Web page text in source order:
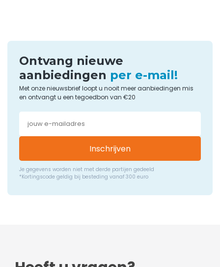
Ontvang nieuwe
aanbiedingen per e-mail!
Met onze nieuwsbrief loopt u nooit meer aanbiedingen mis
en ontvangt u een tegoedbon van €20
Inschrijven
Je gegevens worden niet met derde partijen gedeeld
*Kortingscode geldig bij besteding vanaf 300 euro